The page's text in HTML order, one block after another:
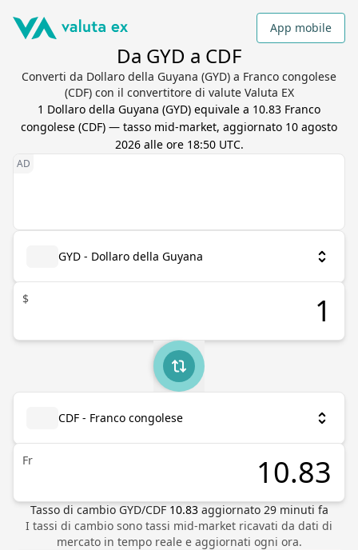
App mobile
Da GYD a CDF
Converti da Dollaro della Guyana (GYD) a Franco congolese
(CDF) con il convertitore di valute Valuta EX
1 Dollaro della Guyana (GYD) equivale a 10.83 Franco
congolese (CDF) — tasso mid-market, aggiornato 10 agosto
2026 alle ore 18:50 UTC.
GYD - Dollaro della Guyana
$
CDF - Franco congolese
Fr
Tasso di cambio GYD/CDF 10.83 aggiornato 29minuti fa
I tassi di cambio sono tassi mid-market ricavati da dati di
mercato in tempo reale e aggiornati ogni ora.